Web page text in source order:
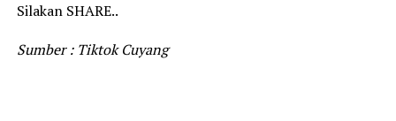
Silakan SHARE..
Sumber : Tiktok Cuyang